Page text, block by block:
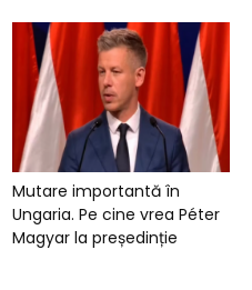
Mutare importantă în
Ungaria. Pe cine vrea Péter
Magyar la președinție